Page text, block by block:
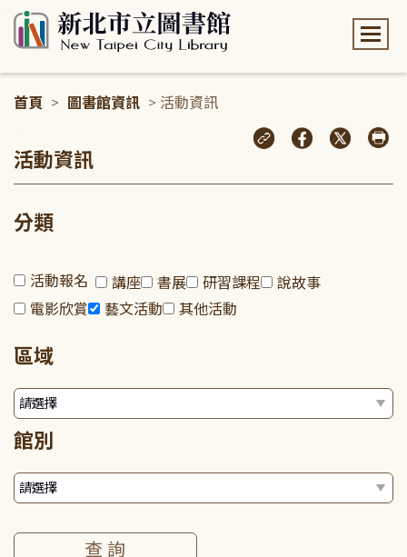
首頁 > 圖書館資訊 > 活動資訊
活動資訊
分類
活動報名 講座 書展 研習課程
說故事
電影欣賞
藝文活動 其他活動
區域
館別